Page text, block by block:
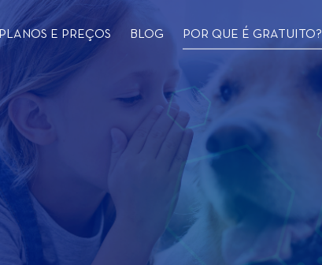
PLANOS E PREÇOS BLOG POR QUE É GRATUITO?